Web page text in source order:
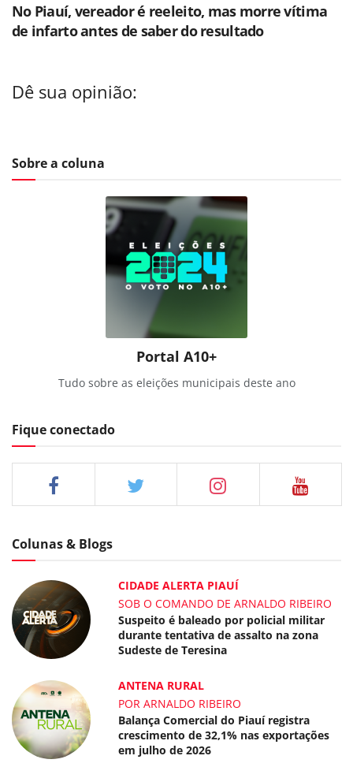
No Piauí, vereador é reeleito, mas morre vítima
de infarto antes de saber do resultado
Dê sua opinião:
Sobre a coluna
Portal A10+
Tudo sobre as eleições municipais deste ano
Fique conectado
Colunas & Blogs
CIDADE ALERTA PIAUÍ
SOB O COMANDO DE ARNALDO RIBEIRO
Suspeito é baleado por policial militar
durante tentativa de assalto na zona
Sudeste de Teresina
ANTENA RURAL
POR ARNALDO RIBEIRO
Balança Comercial do Piauí registra
crescimento de 32,1% nas exportações
em julho de 2026